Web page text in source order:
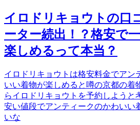
イロドリキョウトの口
ーター続出！？格安で
楽しめるって本当？
イロドリキョウトは格安料金でアン
いい着物が楽しめると噂の京都の着
らイロドリキョウトを予約しようと
安い値段でアンティークのかわいい
いな